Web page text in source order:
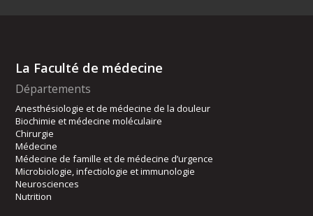
La Faculté de médecine
Départements
Anesthésiologie et de médecine de la douleur
Biochimie et médecine moléculaire
Chirurgie
Médecine
Médecine de famille et de médecine d’urgence
Microbiologie, infectiologie et immunologie
Neurosciences
Nutrition